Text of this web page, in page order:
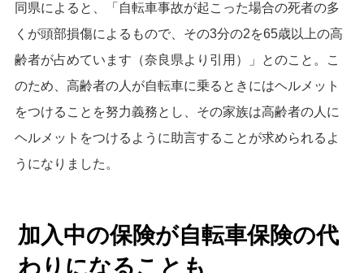
同県によると、「自転車事故が起こった場合の死者の多
くが頭部損傷によるもので、その3分の2を65歳以上の高
齢者が占めています（奈良県より引用）」とのこと。こ
のため、高齢者の人が自転車に乗るときにはヘルメット
をつけることを努力義務とし、その家族は高齢者の人に
ヘルメットをつけるように助言することが求められるよ
うになりました。
加入中の保険が自転車保険の代
わりになることも